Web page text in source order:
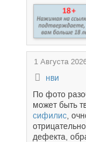
1 Августа
нви
По фото
может быть
сифилис ,
дефекта,